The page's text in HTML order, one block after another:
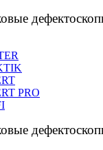
PRO